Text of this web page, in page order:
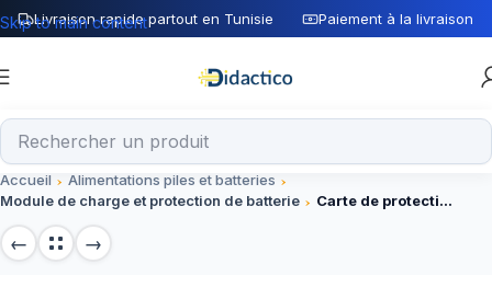
Livraison rapide partout en Tunisie Paiement à la livraison
Skip to main content
Accueil
Alimentations piles et batteries
Module de charge et protection de batterie
Carte de protection BMS 4S 100A 14.8V